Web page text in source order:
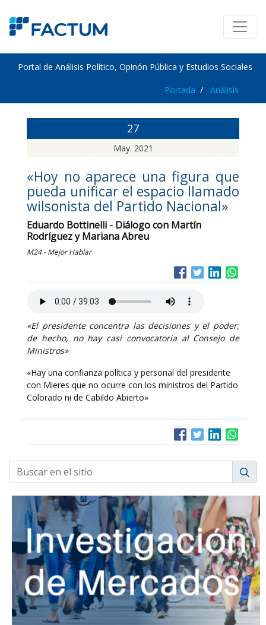
Portal de Análisis Político, Opinón Pública y Estudios Sociales
Portada Análisis
27
May. 2021
«Hoy no aparece una figura que
pueda unificar el espacio llamado
wilsonista del Partido Nacional»
Eduardo Bottinelli - Diálogo con Martín
Rodríguez y Mariana Abreu
M24 - Mejor Hablar
«El presidente concentra las decisiones y el poder;
de hecho, no hay casi convocatoria al Consejo de
Ministros»
«Hay una confianza política y personal del presidente
con Mieres que no ocurre con los ministros del Partido
Colorado ni de Cabildo Abierto»